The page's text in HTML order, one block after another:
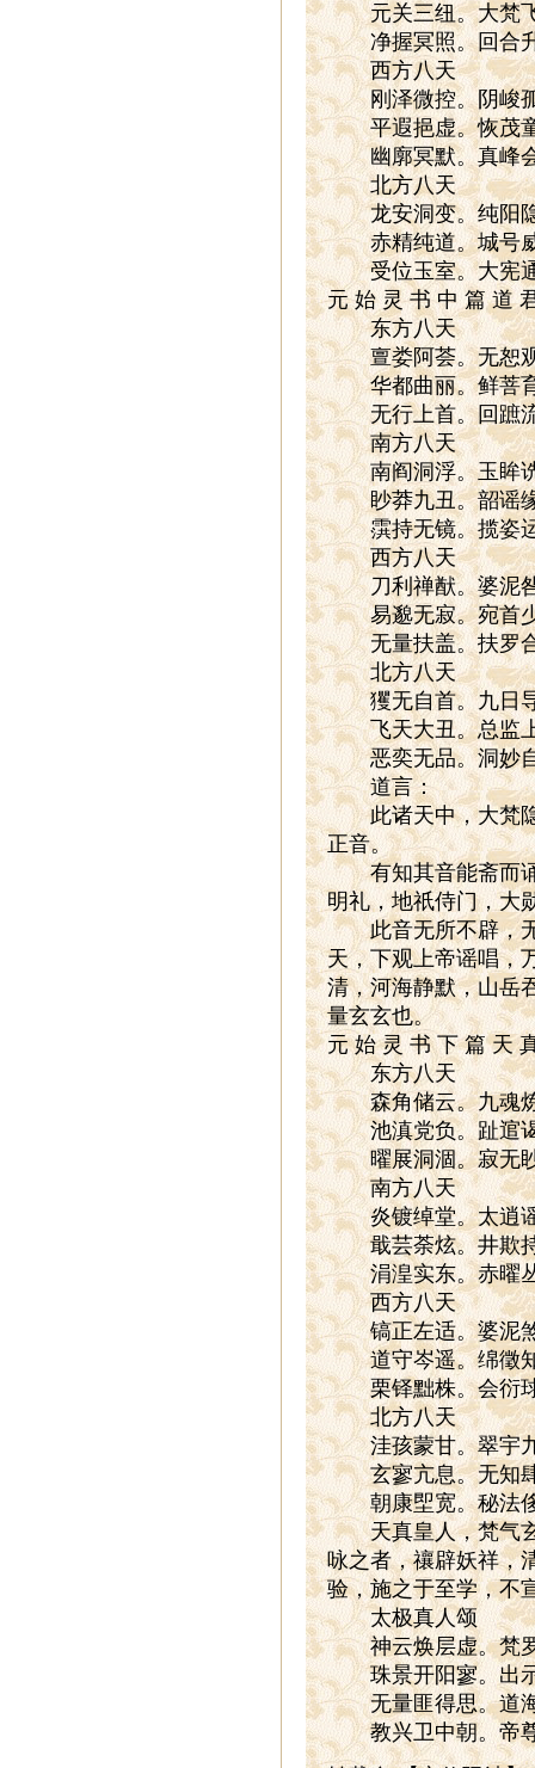
元关三纽。大梵飞
净握冥照。回合升
西方八天
刚泽微控。阴峻孤
平遐挹虚。恢茂童
幽廓冥默。真峰会
北方八天
龙安洞变。纯阳隐
赤精纯道。城号威
受位玉室。大宪通
元 始 灵 书 中 篇 道
东方八天
亶娄阿荟。无恕观
华都曲丽。鲜菩育
无行上首。回蹠流
南方八天
南阎洞浮。玉眸诜
眇莽九丑。韶谣缘
霟持无镜。揽姿运
西方八天
刀利禅猷。婆泥咎
易邈无寂。宛首少
无量扶盖。扶罗合
北方八天
玃无自首。九日导
飞天大丑。总监上
恶奕无品。洞妙自
道言：
此诸天中，大梵隐
正音。
有知其音能斋而诵
明礼，地祇侍门，大
此音无所不辟，无
天，下观上帝谣唱，
清，河海静默，山岳
量玄玄也。
元 始 灵 书 下 篇 天
东方八天
森角储云。九魂炼
池滇党负。趾逭谒
曜展洞涸。寂无眇
南方八天
炎镀绰堂。太逍谣
戢芸荼炫。井欺持
涓湟实东。赤曜丛
西方八天
镐正左适。婆泥煞
道守岑遥。绵徵知
栗铎黜株。会衍球
北方八天
洼孩蒙甘。翠宇九
玄寥亢息。无知肆
朝康堲宽。秘法侈
天真皇人，梵气玄
咏之者，禳辟妖祥，
验，施之于至学，不
太极真人颂
神云焕层虚。梵罗
珠景开阳寥。出示
无量匪得思。道海
教兴卫中朝。帝尊